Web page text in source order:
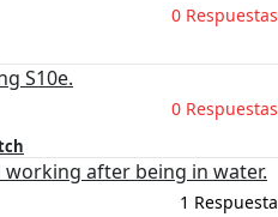
0 Respuestas
S10e.
0 Respuestas
after being in water.
1 Respuesta